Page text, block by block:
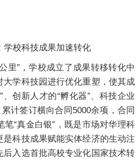
学校科技成果加速转化
里”，学校成立了成果转移转化中
大学科技园进行优化重塑，使其成
、创新人才的“孵化器”、科技企业
计签订横向合同5000余项，合同
笔“真金白银”，既是市场对华理科
科技成果赋能实体经济的生动注
后入选首批高校专业化国家技术转